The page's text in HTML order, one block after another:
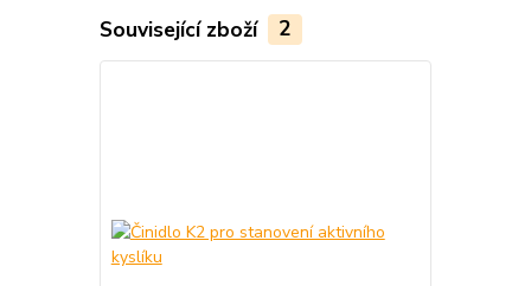
Související zboží 2